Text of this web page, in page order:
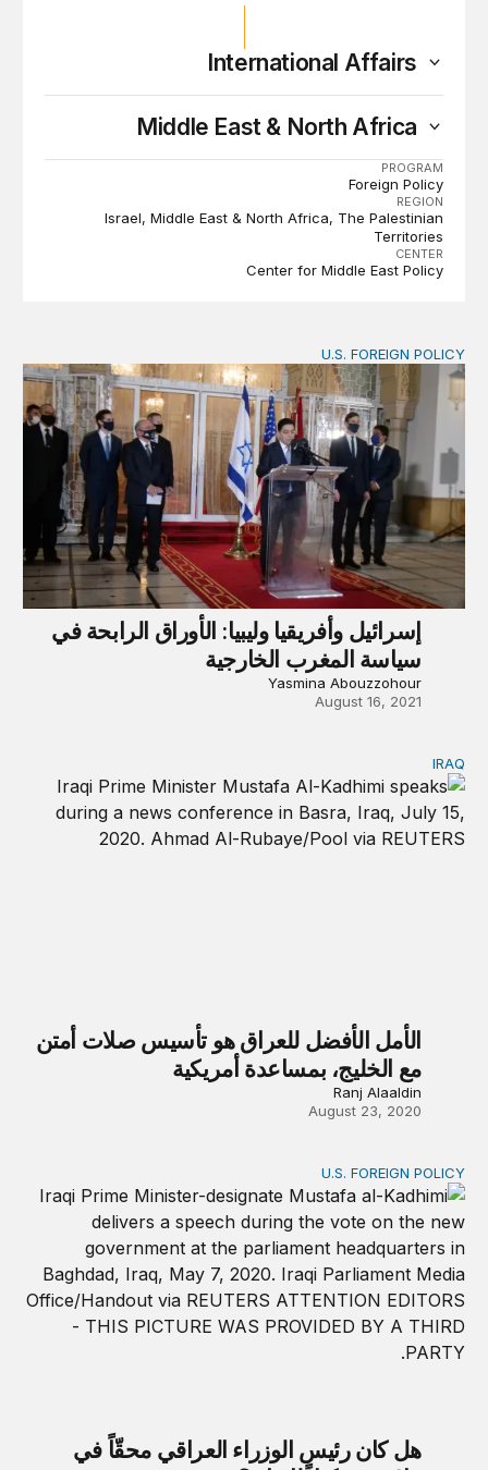
International Affairs
Middle East & North Africa
PROGRAM
Foreign Policy
REGION
Israel Middle East & North Africa
The Palestinian
Territories
CENTER
Center for Middle East Policy
إسرائيل وأفريقيا وليبيا: الأوراق الرابحة في سياسة المغرب
U.S. FOREIGN POLICY
إسرائيل وأفريقيا وليبيا: الأوراق الرابحة في
سياسة المغرب الخارجية
Yasmina Abouzzohour
August 16, 2021
الأمل الأفضل للعراق هو تأسيس صلات أمتن مع الخليج، بمساعدة
IRAQ
الأمل الأفضل للعراق هو تأسيس صلات أمتن
مع الخليج، بمساعدة أمريكية
Ranj Alaaldin
August 23, 2020
هل كان رئيس الوزراء العراقي محقّاً في ملاحقته وكيلاً لإيران؟
U.S. FOREIGN POLICY
هل كان رئيس الوزراء العراقي محقّاً في